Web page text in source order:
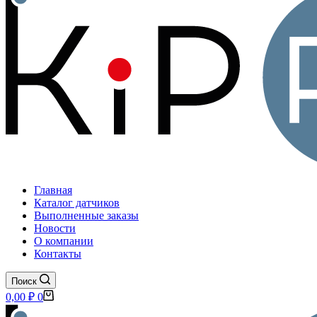
Главная
Каталог датчиков
Выполненные заказы
Новости
О компании
Контакты
Поиск
Корзина
0,00 ₽ 0